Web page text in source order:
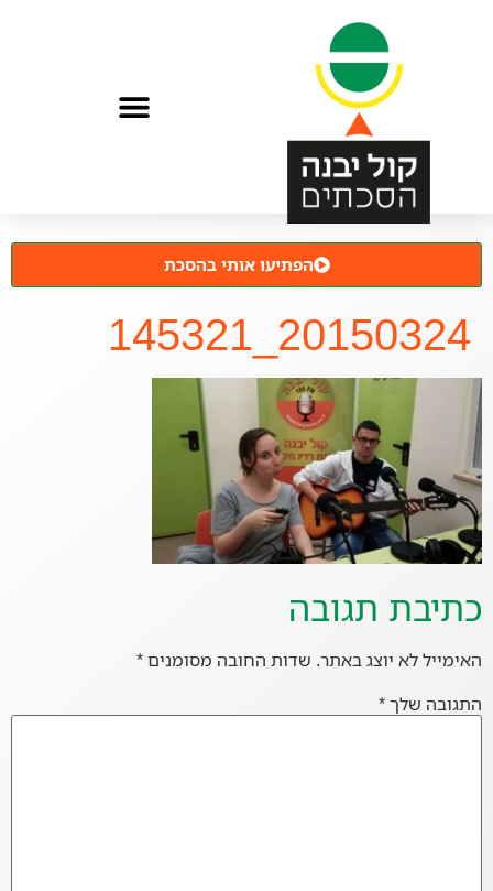
הפתיעו אותי בהסכת
20150324_145321
כתיבת תגובה
האימייל לא יוצג באתר. שדות החובה מסומנים*
התגובה שלך*